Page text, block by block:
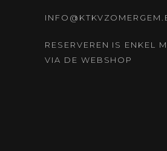
RESERVEREN IS ENKEL
VIA DE WEBSHOP